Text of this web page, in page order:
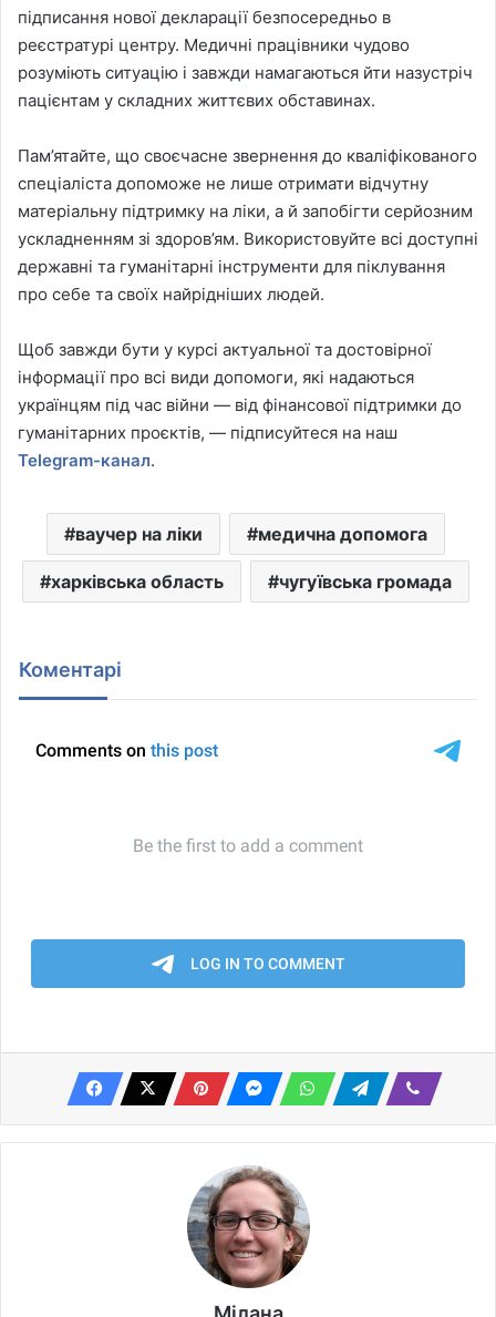
підписання нової декларації безпосередньо в
реєстратурі центру. Медичні працівники чудово
розуміють ситуацію і завжди намагаються йти назустріч
пацієнтам у складних життєвих обставинах.
Пам’ятайте, що своєчасне звернення до кваліфікованого
спеціаліста допоможе не лише отримати відчутну
матеріальну підтримку на ліки, а й запобігти серйозним
ускладненням зі здоров’ям. Використовуйте всі доступні
державні та гуманітарні інструменти для піклування
про себе та своїх найрідніших людей.
Щоб завжди бути у курсі актуальної та достовірної
інформації про всі види допомоги, які надаються
українцям під час війни — від фінансової підтримки до
гуманітарних проєктів, — підписуйтеся на наш
Telegram-канал.
ваучер на ліки медична допомога
харківська область чугуївська громада
Коментарі